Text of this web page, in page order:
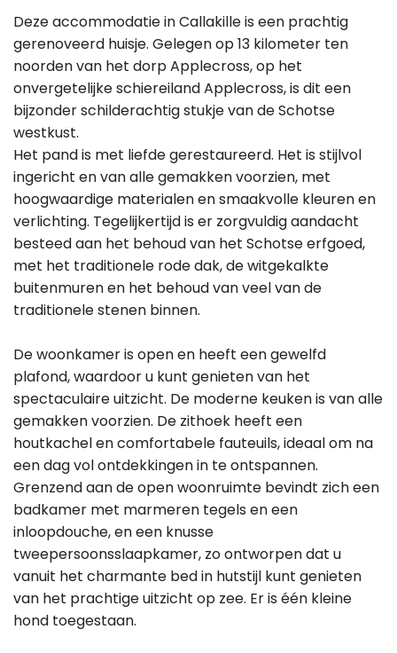
Deze accommodatie in Callakille is een prachtig
gerenoveerd huisje. Gelegen op 13 kilometer ten
noorden van het dorp Applecross, op het
onvergetelijke schiereiland Applecross, is dit een
bijzonder schilderachtig stukje van de Schotse
westkust.
Het pand is met liefde gerestaureerd. Het is stijlvol
ingericht en van alle gemakken voorzien, met
hoogwaardige materialen en smaakvolle kleuren en
verlichting. Tegelijkertijd is er zorgvuldig aandacht
besteed aan het behoud van het Schotse erfgoed,
met het traditionele rode dak, de witgekalkte
buitenmuren en het behoud van veel van de
traditionele stenen binnen.
De woonkamer is open en heeft een gewelfd
plafond, waardoor u kunt genieten van het
spectaculaire uitzicht. De moderne keuken is van alle
gemakken voorzien. De zithoek heeft een
houtkachel en comfortabele fauteuils, ideaal om na
een dag vol ontdekkingen in te ontspannen.
Grenzend aan de open woonruimte bevindt zich een
badkamer met marmeren tegels en een
inloopdouche, en een knusse
tweepersoonsslaapkamer, zo ontworpen dat u
vanuit het charmante bed in hutstijl kunt genieten
van het prachtige uitzicht op zee. Er is één kleine
hond toegestaan.